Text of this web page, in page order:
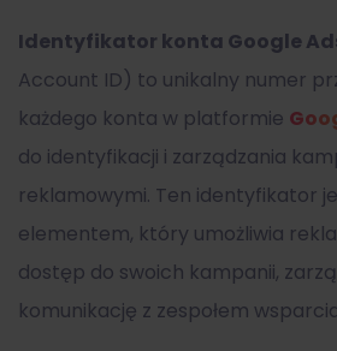
Identyfikator konta Google
Account ID) to unikalny numer
każdego konta w platformie
do identyfikacji i zarządzania
reklamowymi. Ten identyfikator
elementem, który umożliwia
dostęp do swoich kampanii,
komunikację z zespołem